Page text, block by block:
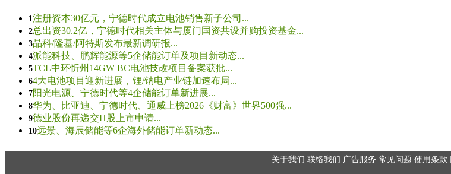
1注册资本30亿元，宁德时代成立电池销售新子公司...
2总出资30.2亿，宁德时代相关主体与厦门国资共设并购投资基金...
3晶科/隆基/阿特斯发布最新调研报...
4派能科技、鹏辉能源等5企储能订单及项目新动态...
5TCL中环忻州14GW BC电池技改项目备案获批...
64大电池项目迎新进展，锂/钠电产业链加速布局...
7阳光电源、宁德时代等4企储能订单新进展...
8华为、比亚迪、宁德时代、通威上榜2026《财富》世界500强...
9德业股份再递交H股上市申请...
10远景、海辰储能等6企海外储能订单新动态...
关于我们 联络我们 广告服务 常见问题 使用条款